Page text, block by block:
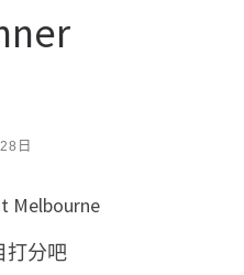
日
Melbourne
打分吧